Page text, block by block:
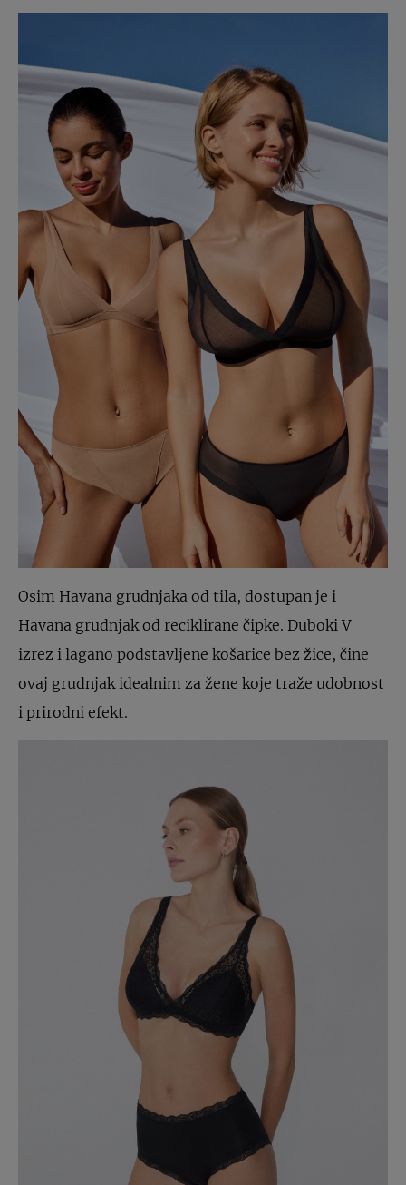
Osim Havana grudnjaka od tila, dostupan je i
Havana grudnjak od reciklirane čipke. Duboki V
izrez i lagano podstavljene košarice bez žice, čine
ovaj grudnjak idealnim za žene koje traže udobnost
i prirodni efekt.